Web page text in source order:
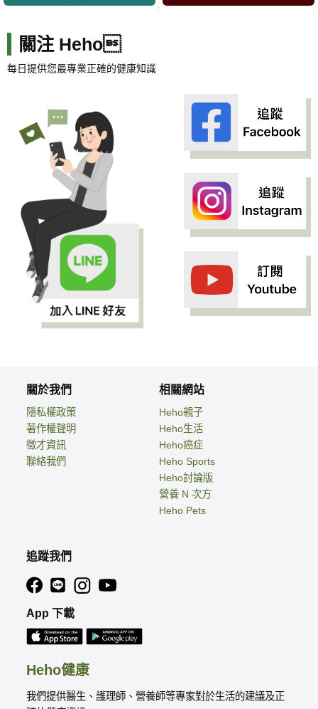
關注 Heho
每日提供您最專業正確的健康知識
Heho健康
我們提供醫生、護理師、營養師等專家對於生活的建議及正
關於我們
隱私權政策
著作權聲明
徵才資訊
聯絡我們
相關網站
Heho親子
Heho生活
Heho癌症
Heho Sports
Heho討論版
營養 N 次方
Heho Pets
追蹤我們
App 下載